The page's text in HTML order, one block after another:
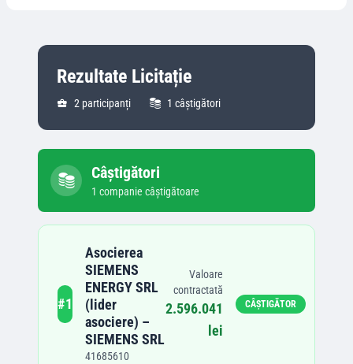
Rezultate Licitație
2 participanți 1 câștigători
Câștigători
1 companie câștigătoare
#1
Asocierea
SIEMENS
ENERGY SRL
(lider
asociere) –
SIEMENS SRL
41685610
Valoare
contractată
2.596.041
lei
CÂȘTIGĂTOR